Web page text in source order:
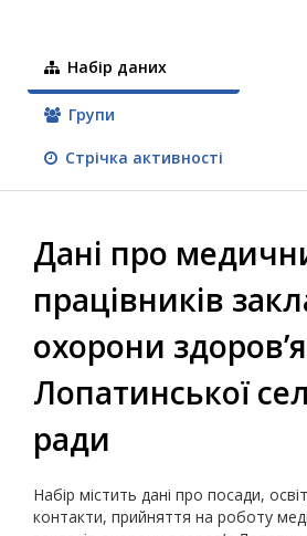
Набір даних
Групи
Стрічка активності
Дані про
працівників
охорони здоров’я
Лопатинської
ради
Набір містить дані про посади,
контакти, прийняття на роботу